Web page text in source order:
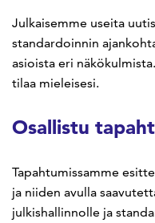
Julkaisemme useita
standardoinnin
asioista eri näkökulmista.
tilaa mieleisesi.
Osallistu
Tapahtumissamme
ja niiden avulla
julkishallinnolle ja